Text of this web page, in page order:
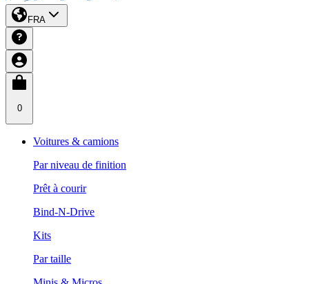
FRA
0
Voitures & camions
Par niveau de finition
Prêt à courir
Bind-N-Drive
Kits
Par taille